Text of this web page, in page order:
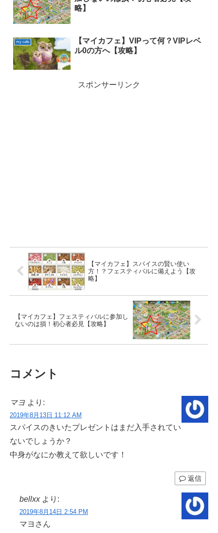
略】
my cafe
【マイカフェ】VIPって何？VIPレベ
ル0の方へ【攻略】
スポンサーリンク
【マイカフェ】スパイスの賢い使い
方！？フェスティバルに備えよう【攻
略】
【マイカフェ】フェスティバルに参加し
ないのは損！初心者必見【攻略】
コメント
マヨ より:
2019年8月13日 11:12 AM
スパイスのきいたプレゼントはまだ入手されてい
ないでしょうか？
中身がなにか教えて欲しいです！
返信
bellxx より:
2019年8月14日 2:54 PM
マヨさん